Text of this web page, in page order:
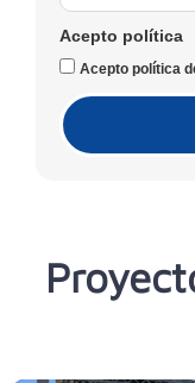
Acepto política
Acepto política